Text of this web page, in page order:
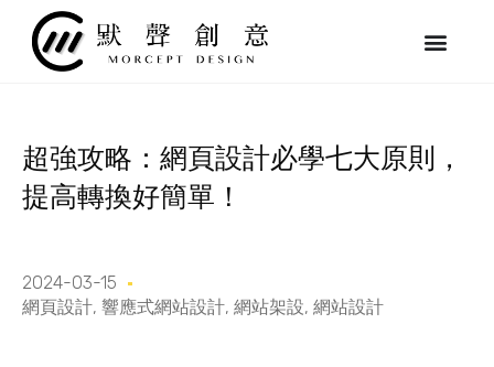
超強攻略：網頁設計必學七大原則，
提高轉換好簡單！
2024-03-15
網頁設計, 響應式網站設計, 網站架設, 網站設計